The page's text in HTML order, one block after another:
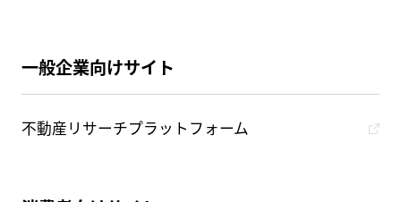
一般企業向けサイト
不動産リサーチプラットフォーム